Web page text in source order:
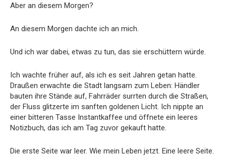
Aber an diesem Morgen?
An diesem Morgen dachte ich an mich.
Und ich war dabei, etwas zu tun, das sie erschüttern würde.
Ich wachte früher auf, als ich es seit Jahren getan hatte.
Draußen erwachte die Stadt langsam zum Leben: Händler
bauten ihre Stände auf, Fahrräder surrten durch die Straßen,
der Fluss glitzerte im sanften goldenen Licht. Ich nippte an
einer bitteren Tasse Instantkaffee und öffnete ein leeres
Notizbuch, das ich am Tag zuvor gekauft hatte.
Die erste Seite war leer. Wie mein Leben jetzt. Eine leere Seite.